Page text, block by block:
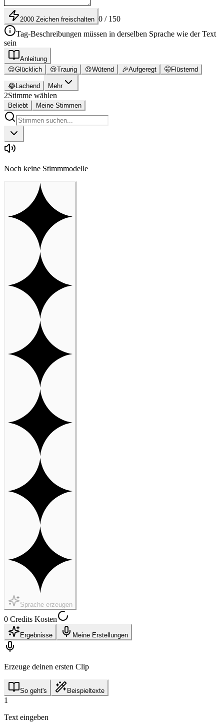
2000 Zeichen freischalten 0 / 150
Tag-Beschreibungen müssen in derselben Sprache wie der Text
sein
Anleitung
😊Glücklich 😢Traurig 😠Wütend 🎉Aufgeregt 🤫Flüsternd
😂Lachend Mehr
2Stimme wählen
Beliebt Meine Stimmen
Noch keine Stimmmodelle
Sprache erzeugen
0 Credits Kosten
Ergebnisse Meine Erstellungen
Erzeuge deinen ersten Clip
So geht's Beispieltexte
1
Text eingeben